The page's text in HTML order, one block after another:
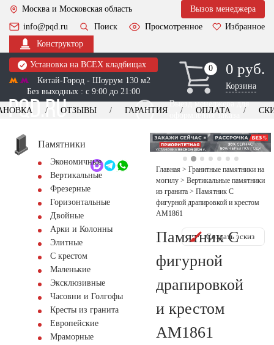
Москва и Московская область
Вызов менеджера
info@pqd.ru
Поиск Просмотренное
Избранное
Конструктор
Установка на ВСЕХ кладбищах
Китай-Город - Шоурум 130 м2
Без выходных : с 9:00 до 21:00
0
0 0 руб.
Корзина
Выезд менеджера для
оформления заказа
+7 (495) 518-44-23
Обратный звонок
ОТЗЫВЫ ГАРАНТИЯ ОПЛАТА
Памятники
Экономичные
Вертикальные
Фрезерные
Горизонтальные
Двойные
Арки и Колонны
Элитные
С крестом
Маленькие
Эксклюзивные
Часовни и Голгофы
Кресты из гранита
Европейские
Мраморные
Главная > Гранитные памятники на
могилу > Вертикальные памятники
из гранита > Памятник С
фигурной драпировкой и крестом
AM1861
Памятник С
фигурной
драпировкой
и крестом
AM1861
Создать эскиз